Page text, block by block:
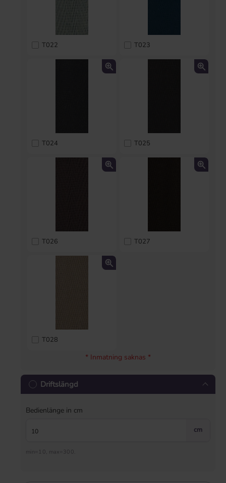
T022 T023
T024 T025
T026 T027
T028
* Inmatning saknas *
Driftslängd
Bedienlänge in cm
cm
min=10, max=300.